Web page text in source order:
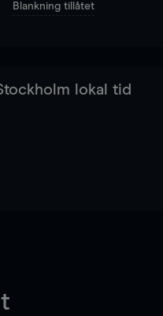
Blankning tillåtet
lokal tid